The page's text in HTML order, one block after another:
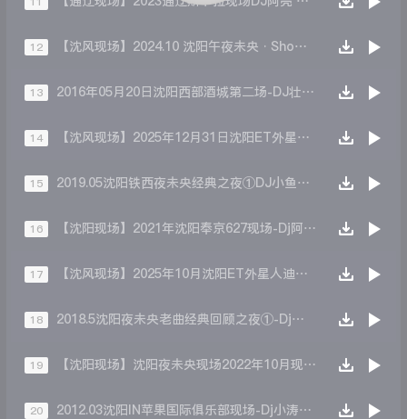
12 【沈风现场】2024.10 沈阳午夜未央·Show 国庆现场 第四场 DJ晨晨MC王子
13 2016年05月20日沈阳西部酒城第二场-DJ壮壮 MCEcho
14 【沈风现场】2025年12月31日沈阳ET外星人音乐现场③-Dj一文 Mc琳琳
15 2019.05沈阳铁西夜未央经典之夜①DJ小鱼儿 Mc coco
16 【沈阳现场】2021年沈阳奉京627现场-Dj阿亮 Mc瑞娜
17 【沈风现场】2025年10月沈阳ET外星人迪吧现场第四场-Dj凯瑞
18 2018.5沈阳夜未央老曲经典回顾之夜①-Dj小鱼儿McCoco
19 【沈阳现场】沈阳夜未央现场2022年10月现场 第三场 Dj小秋 Mc Vivi
20 2012.03沈阳IN苹果国际俱乐部现场-Dj小涛Mc萝莉